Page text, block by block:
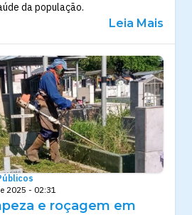
da população.
Leia Mais
2025 - 02:31
e roçagem em